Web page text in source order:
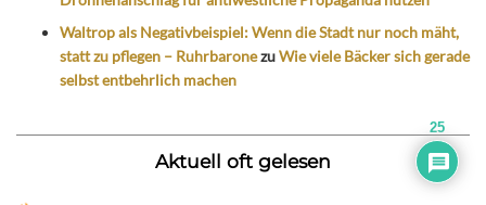
Waltrop als Negativbeispiel: Wenn die Stadt nur noch mäht,
statt zu pflegen – RuhrbaronezuWie viele Bäcker sich gerade
selbst entbehrlich machen
Aktuell oft gelesen
25